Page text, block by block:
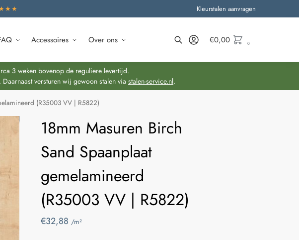
Kleurstalen aanvragen
Accessoires Over ons €0,00 0
3 weken bovenop de reguliere levertijd.
versturen wij gewoon stalen via stalen-service.nl.
(R35003 VV | R5822)
18mm Masuren Birch
Sand Spaanplaat
gemelamineerd
(R35003 VV | R5822)
€32,88 /m²